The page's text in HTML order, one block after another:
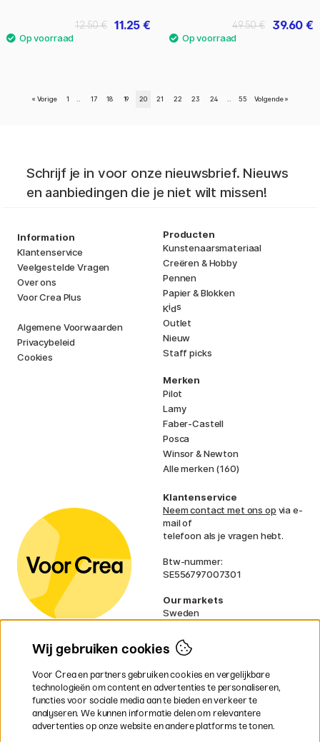
11.25 €
12.50 € 39.60 €
49.50 €
« Vorige 1 17 18 19 20 21 22 23 24 55 Volgende »
Schrijf je in voor onze nieuwsbrief. Nieuws
en aanbiedingen die je niet wilt missen!
Information
Klantenservice
Veelgestelde Vragen
Over ons
Voor Crea Plus
Algemene Voorwaarden
Privacybeleid
Cookies
Producten
Kunstenaarsmateriaal
Creëren & Hobby
Pennen
Papier & Blokken
Kids
Outlet
Nieuw
Staff picks
Merken
Pilot
Lamy
Faber-Castell
Posca
Winsor & Newton
Alle merken (160)
Klantenservice
Neem contact met ons op via e-
mail of
telefoon als je vragen hebt.
Btw-nummer:
SE556797007301
Our markets
Sweden
Denmark
Finland
Ireland
Germany
UK
EU
Wij gebruiken cookies
Voor Crea en partners gebruiken cookies en vergelijkbare
technologieën om content en advertenties te personaliseren,
functies voor sociale media aan te bieden en verkeer te
analyseren. We kunnen informatie delen om relevantere
advertenties op onze website en andere platforms te tonen.